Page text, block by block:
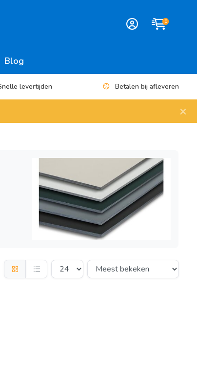
0
Blog
levertijden Betalen bij afleveren
×